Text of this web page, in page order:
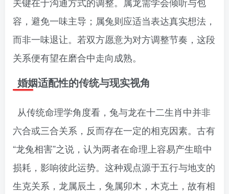
容，避免一味主导；属兔则应适当表达真实想法，
而非一味退让。若双方愿意为对方调整节奏，这段
关系便有望在磨合中走向成熟。
婚姻适配性的传统与现实视角
从传统命理学角度看，兔与龙在十二生肖中并非
六合或三合关系，反而存在一定的相克因素。古有
“龙兔相害”之说，认为两者在命理上容易产生暗中
损耗，影响彼此运势。这种观点源于五行与地支的
生克关系，龙属辰土，兔属卯木，木克土，故有相